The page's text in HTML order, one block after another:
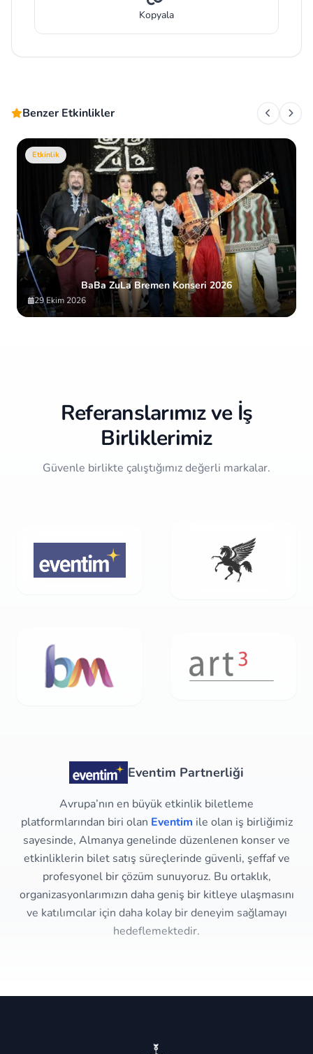
Kopyala
Benzer Etkinlikler
Etkinlik
BaBa ZuLa Bremen Konseri 2026
29 Ekim 2026
Referanslarımız ve İş
Birliklerimiz
Güvenle birlikte çalıştığımız değerli markalar.
Eventim Partnerliği
Avrupa’nın en büyük etkinlik biletleme
platformlarından biri olan Eventim ile olan iş birliğimiz
sayesinde, Almanya genelinde düzenlenen konser ve
etkinliklerin bilet satış süreçlerinde güvenli, şeffaf ve
profesyonel bir çözüm sunuyoruz. Bu ortaklık,
organizasyonlarımızın daha geniş bir kitleye ulaşmasını
ve katılımcılar için daha kolay bir deneyim sağlamayı
hedeflemektedir.